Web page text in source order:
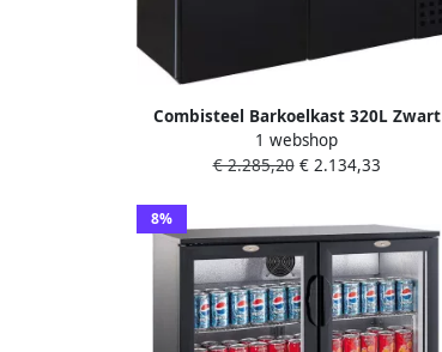
Combisteel Barkoelkast 320L Zwart
Geforceerd Draaideuren
1380x550x950mm Horeca Koelkast
1 webshop
€ 2.285,20€ 2.134,33
8%